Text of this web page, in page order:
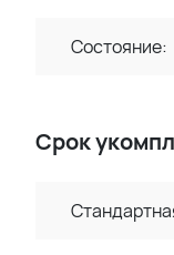
Состояние:
Срок